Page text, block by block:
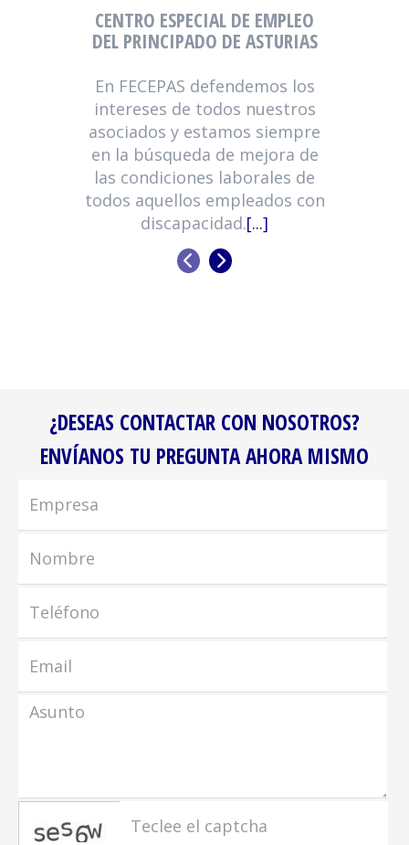
CENTRO ESPECIAL DE EMPLEO
DEL PRINCIPADO DE ASTURIAS
En FECEPAS defendemos los
intereses de todos nuestros
asociados y estamos siempre
en la búsqueda de mejora de
las condiciones laborales de
todos aquellos empleados con
discapacidad.[...]
ANTERIORSIGUIENTE
¿DESEAS CONTACTAR CON NOSOTROS?
ENVÍANOS TU PREGUNTA AHORA MISMO